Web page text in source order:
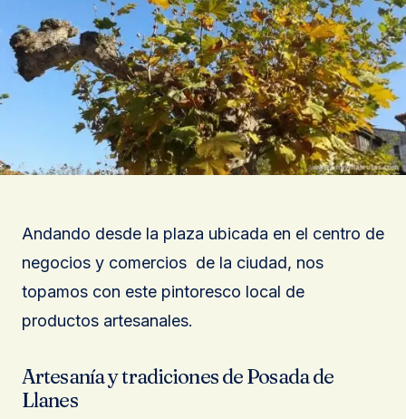
Andando desde la plaza ubicada en el centro de
negocios y comercios de la ciudad, nos
topamos con este pintoresco local de
productos artesanales.
Artesanía y tradiciones de Posada de
Llanes